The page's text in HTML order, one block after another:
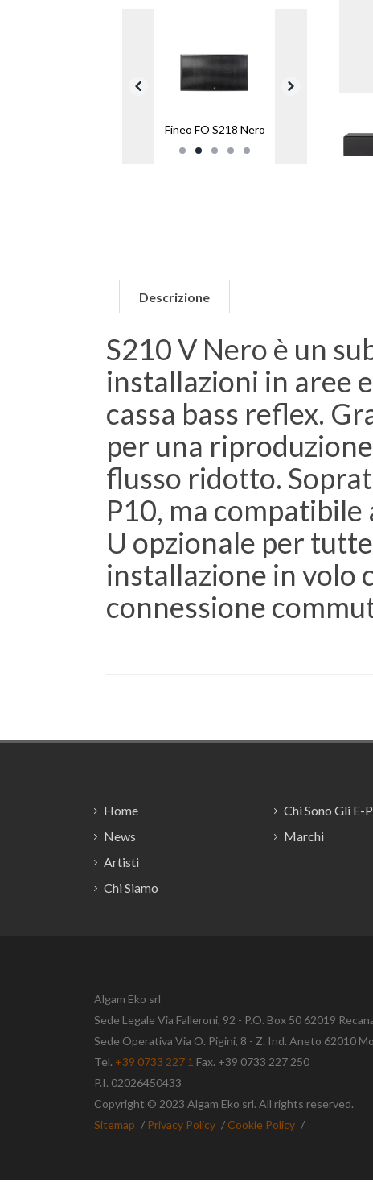
Fineo FO S218 Nero
Descrizione
S210 V Nero è un
installazioni in aree
cassa bass reflex.
per una
flusso ridotto.
P10, ma
U opzionale per
installazione in volo
connessione
Home
News
Artisti
Chi Siamo
Chi Sono Gli E-
Marchi
Algam Eko srl
Sede Legale Via Falleroni, 92 - P.O. Box 50 62019
Sede Operativa Via O. Pigini, 8 - Z. Ind. Aneto 62010
Tel. +39 0733 227 1 Fax. +39 0733 227 250
P.I. 02026450433
Copyright © 2023 Algam Eko srl. All rights reserved.
Sitemap / Privacy Policy / Cookie Policy /